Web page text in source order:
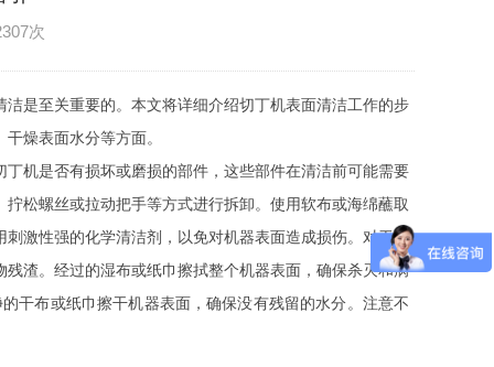
次
是至关重要的。本文将详细介绍切丁机表面清洁工作的步
燥表面水分等方面。
机是否有损坏或磨损的部件，这些部件在清洁前可能需要
松螺丝或拉动把手等方式进行拆卸。使用软布或海绵蘸取
激性强的化学清洁剂，以免对机器表面造成损伤。对于切
渣。经过的湿布或纸巾擦拭整个机器表面，确保杀灭和病
干布或纸巾擦干机器表面，确保没有残留的水分。注意不